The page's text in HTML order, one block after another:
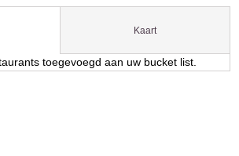
Kaart
toegevoegd aan uw bucket list.